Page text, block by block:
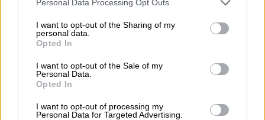
not limited to your visit or usage behaviour. You may click to
grant or deny consent to Google and its third-party tags to
use your data for below specified purposes in below Google
consent section.
Personal Data Processing Opt Outs
I want to opt-out of the Sharing of my
personal data.
Opted In
I want to opt-out of the Sale of my
Personal Data.
Opted In
I want to opt-out of processing my
Personal Data for Targeted Advertising.
video
Αηδιασμένη δήλωσε η οικογένεια